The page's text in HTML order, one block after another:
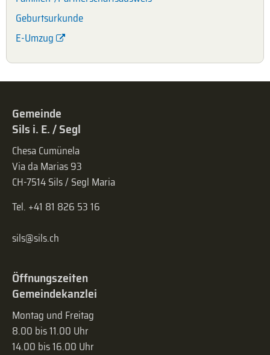
Geburtsurkunde
E-Umzug
Gemeinde
Sils i. E. / Segl
Chesa Cumünela
Via da Marias 93
CH-7514 Sils / Segl Maria
Tel. +41 81 826 53 16
sils@sils.ch
Öffnungszeiten
Gemeindekanzlei
Montag und Freitag
8.00 bis 11.00 Uhr
14.00 bis 16.00 Uhr